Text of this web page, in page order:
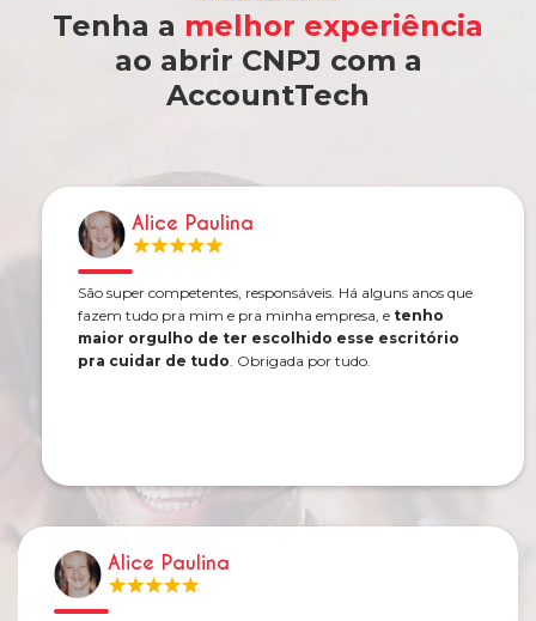
Tenha a melhor experiência
ao abrir CNPJ com a
AccountTech
Alice Paulina
São super competentes, responsáveis. Há alguns anos que
fazem tudo pra mim e pra minha empresa, e tenho
maior orgulho de ter escolhido esse escritório
pra cuidar de tudo . Obrigada por tudo.
Alice Paulina